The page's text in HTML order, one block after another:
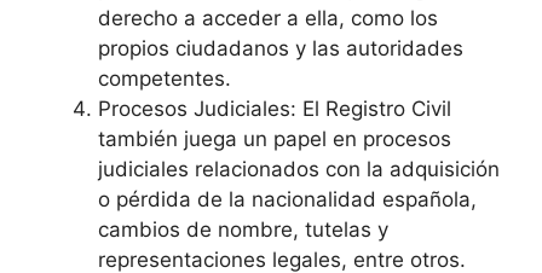
derecho a acceder a ella, como los
propios ciudadanos y las autoridades
competentes.
Procesos Judiciales: El Registro Civil
también juega un papel en procesos
judiciales relacionados con la adquisición
o pérdida de la nacionalidad española,
cambios de nombre, tutelas y
representaciones legales, entre otros.